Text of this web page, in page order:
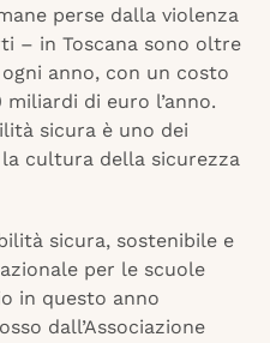
perse dalla violenza
– in Toscana sono oltre
anno, con un costo
di euro l’anno.
sicura è uno dei
cultura della sicurezza
sicura, sostenibile e
per le scuole
in questo anno
dall’Associazione